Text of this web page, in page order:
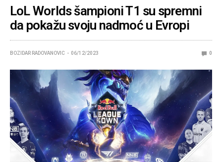
LoL Worlds šampioni T1 su spremni
da pokažu svoju nadmoć u Evropi
BOZIDAR RADOVANOVIC 06/12/2023 0